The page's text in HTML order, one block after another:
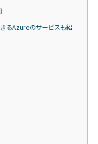
]
るAzureのサービスも紹